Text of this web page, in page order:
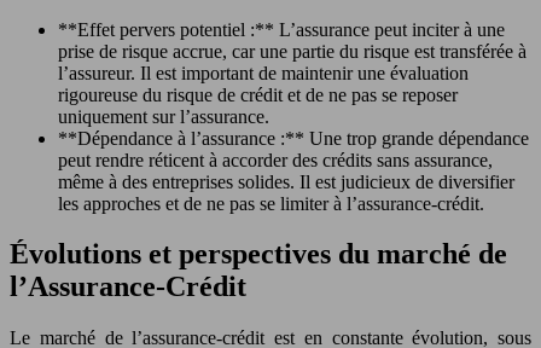
**Effet pervers potentiel :** L’assurance peut inciter à une
prise de risque accrue, car une partie du risque est transférée à
l’assureur. Il est important de maintenir une évaluation
rigoureuse du risque de crédit et de ne pas se reposer
uniquement sur l’assurance.
**Dépendance à l’assurance :** Une trop grande dépendance
peut rendre réticent à accorder des crédits sans assurance,
même à des entreprises solides. Il est judicieux de diversifier
les approches et de ne pas se limiter à l’assurance-crédit.
Évolutions et perspectives du marché de
l’Assurance-Crédit
Le marché de l’assurance-crédit est en constante évolution, sous